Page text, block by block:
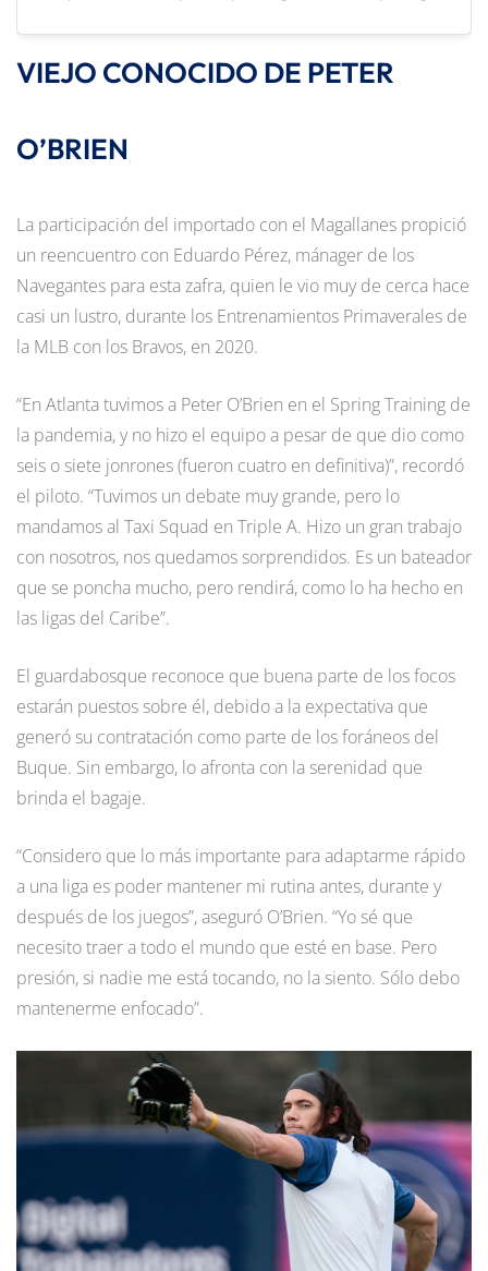
VIEJO CONOCIDO DE PETER
O’BRIEN
La participación del importado con el Magallanes propició
un reencuentro con Eduardo Pérez, mánager de los
Navegantes para esta zafra, quien le vio muy de cerca hace
casi un lustro, durante los Entrenamientos Primaverales de
la MLB con los Bravos, en 2020.
“En Atlanta tuvimos a Peter O’Brien en el Spring Training de
la pandemia, y no hizo el equipo a pesar de que dio como
seis o siete jonrones (fueron cuatro en definitiva)”, recordó
el piloto. “Tuvimos un debate muy grande, pero lo
mandamos al Taxi Squad en Triple A. Hizo un gran trabajo
con nosotros, nos quedamos sorprendidos. Es un bateador
que se poncha mucho, pero rendirá, como lo ha hecho en
las ligas del Caribe”.
El guardabosque reconoce que buena parte de los focos
estarán puestos sobre él, debido a la expectativa que
generó su contratación como parte de los foráneos del
Buque. Sin embargo, lo afronta con la serenidad que
brinda el bagaje.
“Considero que lo más importante para adaptarme rápido
a una liga es poder mantener mi rutina antes, durante y
después de los juegos”, aseguró O’Brien. “Yo sé que
necesito traer a todo el mundo que esté en base. Pero
presión, si nadie me está tocando, no la siento. Sólo debo
mantenerme enfocado”.